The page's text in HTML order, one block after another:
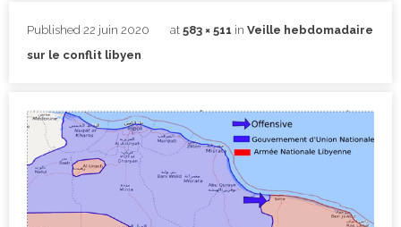
Published 22 juin 2020 at 583 × 511 in Veille hebdomadaire
sur le conflit libyen